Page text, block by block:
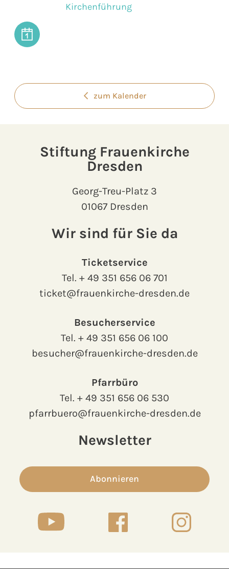
Kirchenführung
zum Kalender
Stiftung Frauenkirche
Dresden
Georg-Treu-Platz 3
01067 Dresden
Wir sind für Sie da
Ticketservice
Tel. + 49 351 656 06 701
ticket@frauenkirche-dresden.de
Besucherservice
Tel. + 49 351 656 06 100
besucher@frauenkirche-dresden.de
Pfarrbüro
Tel. + 49 351 656 06 530
pfarrbuero@frauenkirche-dresden.de
Newsletter
Abonnieren